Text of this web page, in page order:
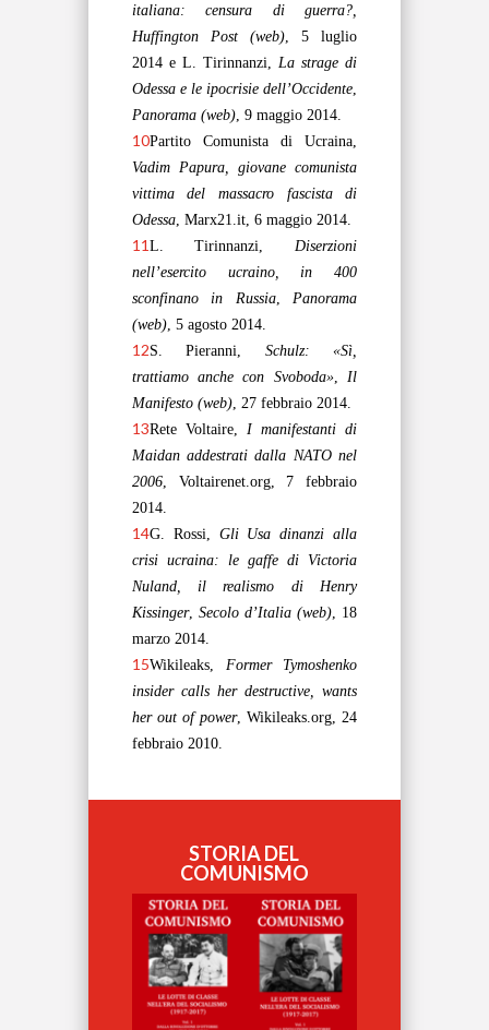
italiana: censura di guerra?,
Huffington Post (web) , 5 luglio
2014e L. Tirinnanzi, La strage di
Odessa e le ipocrisie dell’Occidente
Panorama (web), 9 maggio 2014.
10Partito Comunista di Ucraina,
Vadim Papura, giovane comunista
vittima del massacro fascista di
Odessa, Marx21.it, 6 maggio 2014.
11 L. Tirinnanzi, Diserzioni
nell’esercito ucraino, in 400
sconfinano in Russia, Panorama
(web), 5 agosto 2014.
12S. Pieranni, Schulz: «Sì,
trattiamo anche con Svoboda», Il
Manifesto (web), 27 febbraio 2014.
13Rete Voltaire, I manifestanti di
Maidan addestrati dalla NATO nel
2006, Voltairenet.org, 7 febbraio
2014.
14G. Rossi, Gli Usa dinanzi alla
crisi ucraina: le gaffe di Victoria
Nuland, il realismo di Henry
Kissinger, Secolo d’Italia (web) , 18
marzo 2014.
15Wikileaks, Former Tymoshenko
insider calls her destructive, wants
her out of power,Wikileaks.org,
24
febbraio 2010.
STORIA DEL
COMUNISMO